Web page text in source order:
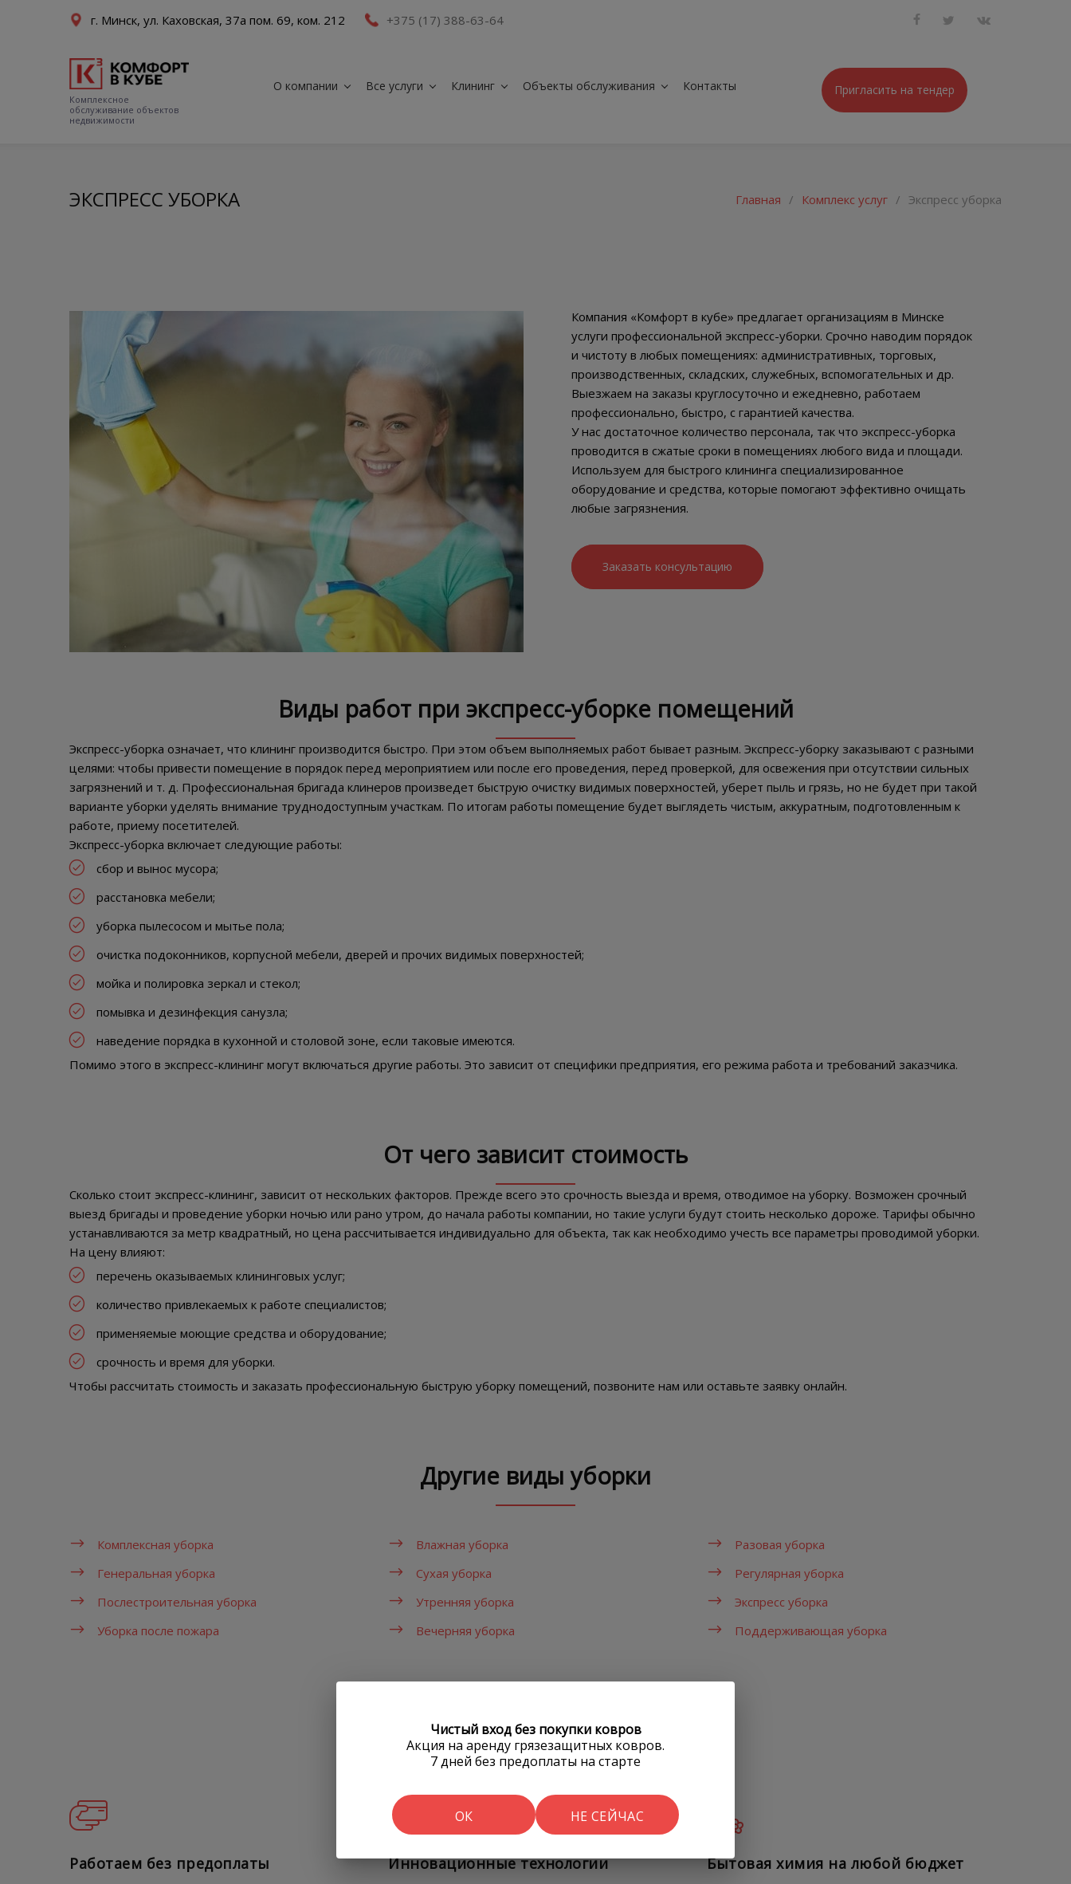
г. Минск, ул. Каховская, 37а пом. 69, ком. 212 +375 (17) 388-63-64
Комплексное
обслуживание объектов
недвижимости
О компании Все услуги Клининг Объекты обслуживания Контакты Пригласить на тендер
ЭКСПРЕСС УБОРКА Главная / Комплекс услуг / Экспресс уборка
Компания «Комфорт в кубе» предлагает организациям в Минске
услуги профессиональной экспресс-уборки. Срочно наводим порядок
и чистоту в любых помещениях: административных, торговых,
производственных, складских, служебных, вспомогательных и др.
Выезжаем на заказы круглосуточно и ежедневно, работаем
профессионально, быстро, с гарантией качества.
У нас достаточное количество персонала, так что экспресс-уборка
проводится в сжатые сроки в помещениях любого вида и площади.
Используем для быстрого клининга специализированное
оборудование и средства, которые помогают эффективно очищать
любые загрязнения.
Заказать консультацию
Виды работ при экспресс-уборке помещений
Экспресс-уборка означает, что клининг производится быстро. При этом объем выполняемых работ бывает разным. Экспресс-уборку заказывают с разными
целями: чтобы привести помещение в порядок перед мероприятием или после его проведения, перед проверкой, для освежения при отсутствии сильных
загрязнений и т. д. Профессиональная бригада клинеров произведет быструю очистку видимых поверхностей, уберет пыль и грязь, но не будет при такой
варианте уборки уделять внимание труднодоступным участкам. По итогам работы помещение будет выглядеть чистым, аккуратным, подготовленным к
работе, приему посетителей.
Экспресс-уборка включает следующие работы:
сбор и вынос мусора;
расстановка мебели;
уборка пылесосом и мытье пола;
очистка подоконников, корпусной мебели, дверей и прочих видимых поверхностей;
мойка и полировка зеркал и стекол;
помывка и дезинфекция санузла;
наведение порядка в кухонной и столовой зоне, если таковые имеются.
Помимо этого в экспресс-клининг могут включаться другие работы. Это зависит от специфики предприятия, его режима работа и требований заказчика.
От чего зависит стоимость
Сколько стоит экспресс-клининг, зависит от нескольких факторов. Прежде всего это срочность выезда и время, отводимое на уборку. Возможен срочный
выезд бригады и проведение уборки ночью или рано утром, до начала работы компании, но такие услуги будут стоить несколько дороже. Тарифы обычно
устанавливаются за метр квадратный, но цена рассчитывается индивидуально для объекта, так как необходимо учесть все параметры проводимой уборки.
На цену влияют:
перечень оказываемых клининговых услуг;
количество привлекаемых к работе специалистов;
применяемые моющие средства и оборудование;
срочность и время для уборки.
Чтобы рассчитать стоимость и заказать профессиональную быструю уборку помещений, позвоните нам или оставьте заявку онлайн.
Другие виды уборки
Комплексная уборка
Генеральная уборка
Послестроительная уборка
Уборка после пожара
Влажная уборка
Сухая уборка
Утренняя уборка
Вечерняя уборка
Разовая уборка
Регулярная уборка
Экспресс уборка
Поддерживающая уборка
Наши преимущества
Работаем без предоплаты Инновационные технологии Бытовая химия на любой бюджет
Чистый вход без покупки ковров
Акция на аренду грязезащитных ковров.
7 дней без предоплаты на старте
ОК НЕ СЕЙЧАС